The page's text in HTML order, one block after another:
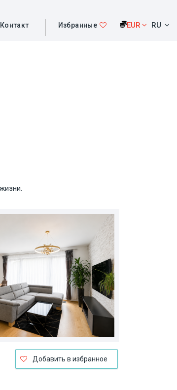
Контакт Избранные EUR RU
Добавить в избранное